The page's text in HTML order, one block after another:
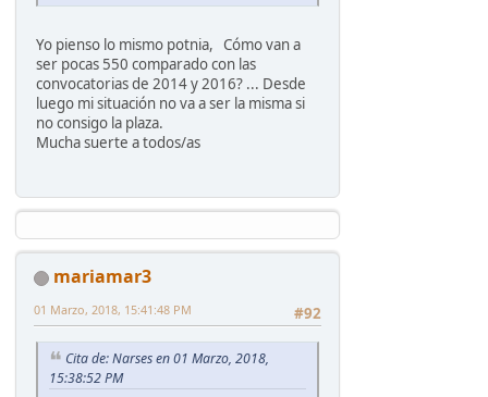
Yo pienso lo mismo potnia, Cómo van a
ser pocas 550 comparado con las
convocatorias de 2014 y 2016? ... Desde
luego mi situación no va a ser la misma si
no consigo la plaza.
Mucha suerte a todos/as
mariamar3
#92
01 Marzo, 2018, 15:41:48 PM
Cita de: Narses en 01 Marzo, 2018,
15:38:52 PM